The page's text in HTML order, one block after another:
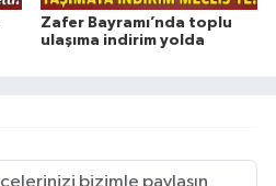
Zafer Bayramı’nda toplu
ulaşıma indirim yolda